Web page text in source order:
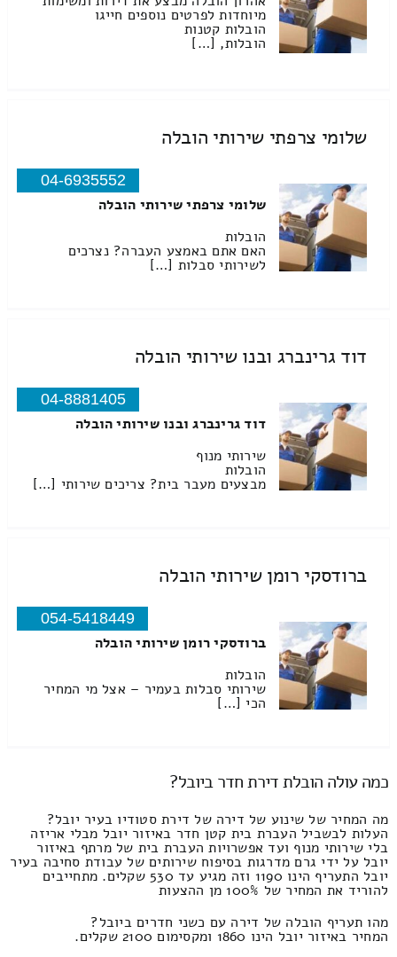
מיוחדות לפרטים נוספים חייגו
הובלות קטנות
הובלות, […]
שלומי צרפתי שירותי הובלה
04-6935552
שלומי צרפתי שירותי הובלה
הובלות
האם אתם באמצע העברה? נצרכים
לשירותי סבלות […]
דוד גרינברג ובנו שירותי הובלה
04-8881405
דוד גרינברג ובנו שירותי הובלה
שירותי מנוף
הובלות
מבצעים מעבר בית? צריכים שירותי […]
ברודסקי רומן שירותי הובלה
054-5418449
ברודסקי רומן שירותי הובלה
הובלות
שירותי סבלות בעמיר – אצל מי המחיר
הכי […]
כמה עולה הובלת דירת חדר ביובל?
מה המחיר של שינוע של דירה של דירת סטודיו בעיר יובל?
העלות לבשביל העברת בית קטן חדר באיזור יובל מבלי אריזה
בלי שירותי מנוף ועד אפשרויות העברת בית של מרתף באיזור
יובל על ידי גרם מדרגות בסיפוח שירותים של עבודת סחיבה בעיר
יובל התעריף הינו 1190 וזה מגיע עד 530 שקלים. מתחייבים
להוריד את המחיר של 100% מן ההצעות
מהו תעריף הובלה של דירה עם כשני חדרים ביובל?
המחיר באיזור יובל הינו 1860 ומקסימום 2100 שקלים.